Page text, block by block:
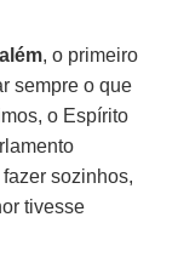
, o primeiro
sempre o que
o Espírito
sozinhos,
tivesse